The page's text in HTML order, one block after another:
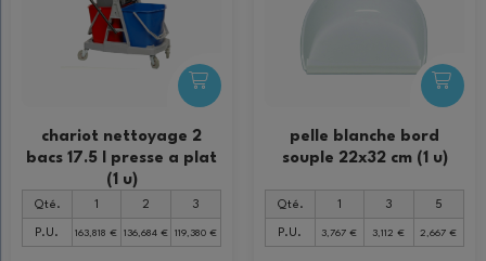
chariot nettoyage 2
bacs 17.5 l presse a plat
(1 u)
Qté. 1 2 3
P.U. 163,818 € 136,684 € 119,380 €
pelle blanche bord
souple 22x32 cm (1 u)
Qté. 1 3 5
P.U. 3,767 € 3,112 € 2,667 €